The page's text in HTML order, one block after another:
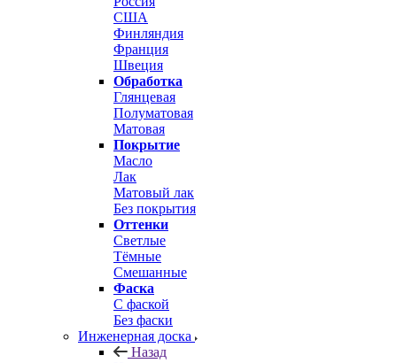
США
Финляндия
Франция
Швеция
Обработка
Глянцевая
Полуматовая
Матовая
Покрытие
Масло
Лак
Матовый лак
Без покрытия
Оттенки
Светлые
Тёмные
Смешанные
Фаска
С фаской
Без фаски
Инженерная доска
Назад